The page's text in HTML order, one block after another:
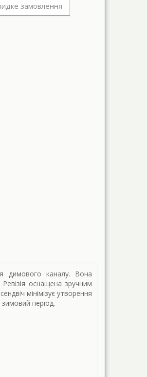
замовлення
димового каналу. Вона
оснащена зручним
мінімізує утворення
період.